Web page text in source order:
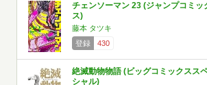
チェンソーマン 23 (ジャンプコミッ
ス)
藤本 タツキ
登録
430
絶滅動物物語 (ビッグコミックスス
シャル)